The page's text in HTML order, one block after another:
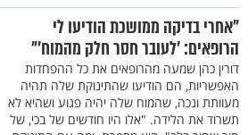
"אחרי בדיקה ממושכת הודיעו לי
הרופאים: ’לעובר חסר חלק מהמוח’"
דורין כהן שמעה מהרופאים את כל ההפחדות
האפשריות, הם הודיעו שהתינוקת שלה תהיה
מעוותת ונכה, שהמוח שלה יהיה פגוע ושהיא לא
תשרוד את הלידה. "אלו היו חודשים של בכי, של